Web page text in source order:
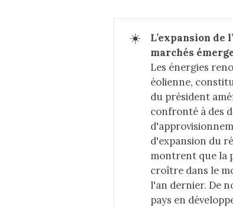
☀️
L’expansion de
marchés
Les énergies
éolienne,
du président
confronté à des
d'expansion du
montrent que la
croître dans le
l'an dernier. De
pays en